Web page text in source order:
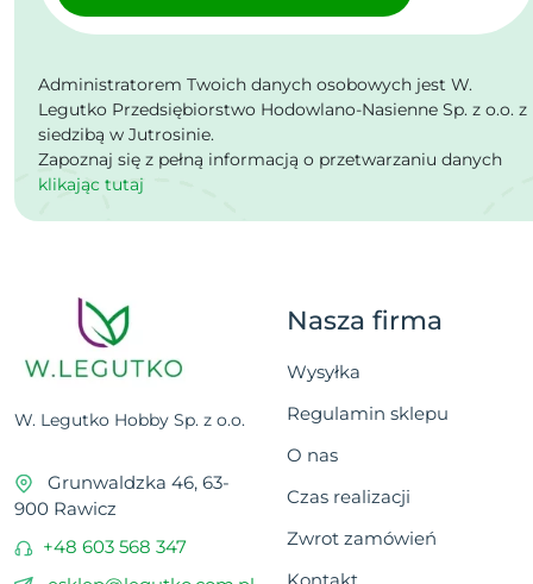
Administratorem Twoich danych osobowych jest W.
Legutko Przedsiębiorstwo Hodowlano-Nasienne Sp. z o.o. z
siedzibą w Jutrosinie.
Zapoznaj się z pełną informacją o przetwarzaniu danych
klikając tutaj
W. Legutko Hobby Sp. z o.o.
Grunwaldzka 46, 63-
900 Rawicz
+48 603 568 347
Nasza firma
Wysyłka
Regulamin sklepu
O nas
Czas realizacji
Zwrot zamówień